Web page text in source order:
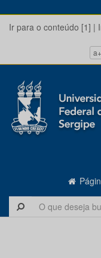
Ir para o conteúdo [1] |
a+